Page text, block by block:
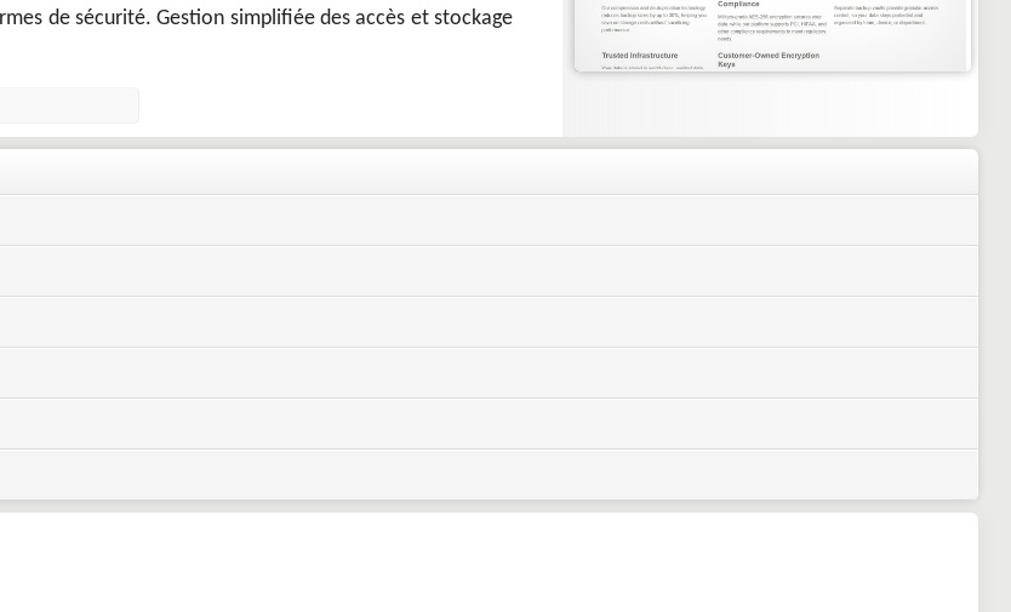
de sécurité. Gestion simplifiée des accès et stockage